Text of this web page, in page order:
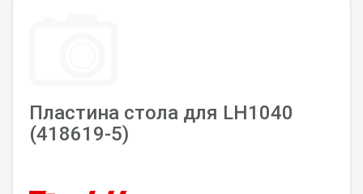
Пластина стола для LH1040
(418619-5)